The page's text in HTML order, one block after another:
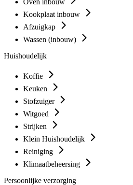
Oven inbouw
Kookplaat inbouw
Afzuigkap
Wassen (inbouw)
Huishoudelijk
Koffie
Keuken
Stofzuiger
Witgoed
Strijken
Klein Huishoudelijk
Reiniging
Klimaatbeheersing
Persoonlijke verzorging